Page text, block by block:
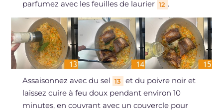
parfumez avec les feuilles de laurier 12 .
Assaisonnez avec du sel 13
et du poivre noir et
laissez cuire à feu doux pendant environ 10
minutes, en couvrant avec un couvercle pour